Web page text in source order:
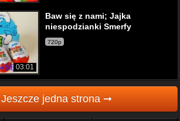
03:01
Baw się z nami; Jajka
niespodzianki Smerfy
720p
Jeszcze jedna strona ➞